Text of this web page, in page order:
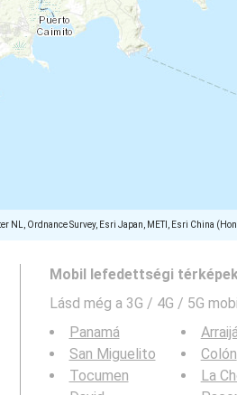
NL, Ordnance Survey, Esri Japan, METI, Esri China
Mobil lefedettségi
Lásd még a 3G / 4G / 5G
Panamá
San Miguelito
Tocumen
Colón
La